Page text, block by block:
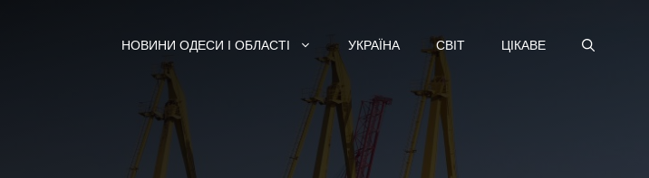
НОВИНИ ОДЕСИ І ОБЛАСТІ УКРАЇНА СВІТ ЦІКАВЕ